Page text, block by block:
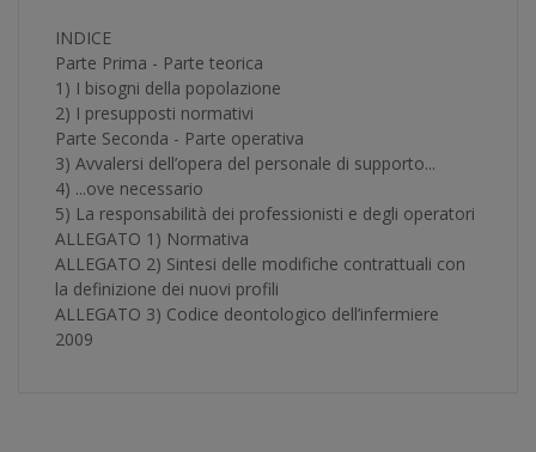
INDICE
Parte Prima - Parte teorica
1) I bisogni della popolazione
2) I presupposti normativi
Parte Seconda - Parte operativa
3) Avvalersi dell’opera del personale di supporto...
4) ...ove necessario
5) La responsabilità dei professionisti e degli operatori
ALLEGATO 1) Normativa
ALLEGATO 2) Sintesi delle modifiche contrattuali con
la definizione dei nuovi profili
ALLEGATO 3) Codice deontologico dell’infermiere
2009